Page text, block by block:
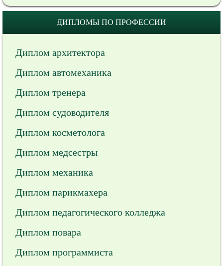
ДИПЛОМЫ ПО ПРОФЕССИИ
Диплом архитектора
Диплом автомеханика
Диплом тренера
Диплом судоводителя
Диплом косметолога
Диплом медсестры
Диплом механика
Диплом парикмахера
Диплом педагогического колледжа
Диплом повара
Диплом программиста